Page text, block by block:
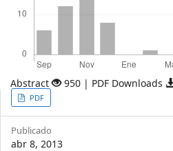
Abstract 950 | PDF Downloads
Article
Sidebar
PDF
Publicado
abr 8, 2013